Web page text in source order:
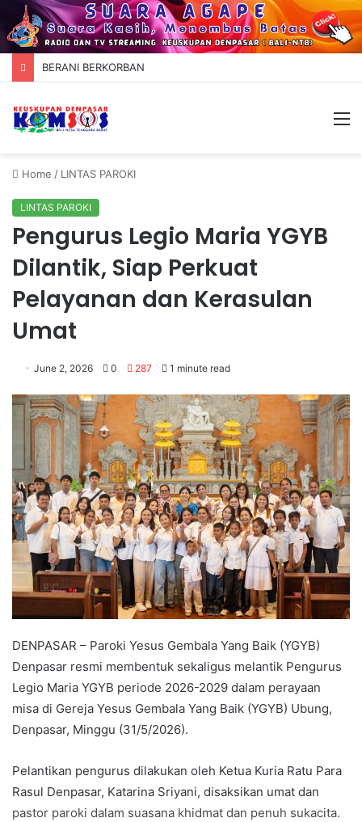
BERANI BERKORBAN
Home / LINTAS PAROKI
LINTAS PAROKI
Pengurus Legio Maria YGYB
Dilantik, Siap Perkuat
Pelayanan dan Kerasulan
Umat
June 2, 2026 0 287 1 minute read
DENPASAR – Paroki Yesus Gembala Yang Baik (YGYB)
Denpasar resmi membentuk sekaligus melantik Pengurus
Legio Maria YGYB periode 2026-2029 dalam perayaan
misa di Gereja Yesus Gembala Yang Baik (YGYB) Ubung,
Denpasar, Minggu (31/5/2026).
Pelantikan pengurus dilakukan oleh Ketua Kuria Ratu Para
Rasul Denpasar, Katarina Sriyani, disaksikan umat dan
pastor paroki dalam suasana khidmat dan penuh sukacita.